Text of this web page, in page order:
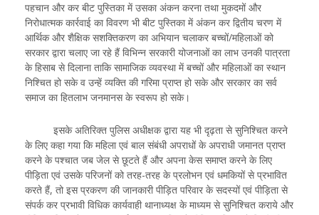
पहचान और कर बीट पुस्तिका में उसका अंकन करना तथा मुकदमों और
निरोधात्मक कार्रवाई का विवरण भी बीट पुस्तिका में अंकन कर द्वितीय चरण में
आर्थिक और शैक्षिक सशक्तिकरण का अभियान चलाकर बच्चों/महिलाओं को
सरकार द्वारा चलाए जा रहे हैं विभिन्न सरकारी योजनाओं का लाभ उनकी पात्रता
के हिसाब से दिलाना ताकि सामाजिक व्यवस्था में बच्चों और महिलाओं का स्थान
निश्चित हो सके व उन्हें व्यक्ति की गरिमा प्राप्त हो सके और सरकार का सर्व
समाज का हितलाभ जनमानस के स्वरूप हो सके।
इसके अतिरिक्त पुलिस अधीक्षक द्वारा यह भी दृढ़ता से सुनिश्चित करने
के लिए कहा गया कि महिला एवं बाल संबंधी अपराधों के अपराधी जमानत प्राप्त
करने के पश्चात जब जेल से छूटते हैं और अपना केस समाप्त करने के लिए
पीड़िता एवं उसके परिजनों को तरह-तरह के प्रलोभन एवं धमकियों से प्रभावित
करते हैं, तो इस प्रकरण की जानकारी पीड़ित परिवार के सदस्यों एवं पीड़िता से
संपर्क कर प्रभावी विधिक कार्यवाही थानाध्यक्ष के माध्यम से सुनिश्चित कराये और